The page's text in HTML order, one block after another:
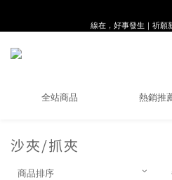
🌸新會員限定🌸註冊
全站商品 熱銷推
沙夾/抓夾
商品排序